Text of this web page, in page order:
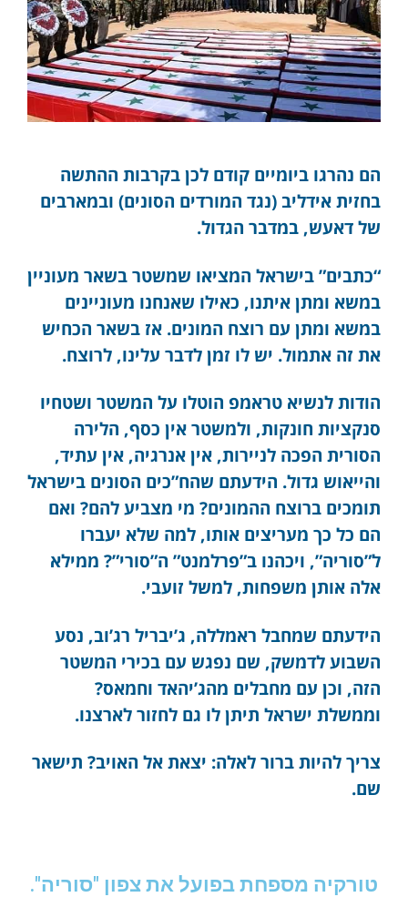
הם נהרגו ביומיים קודם לכן בקרבות ההתשה
בחזית אידליב (נגד המורדים הסונים) ובמארבים
של דאעש, במדבר הגדול.
“כתבים” בישראל המציאו שמשטר בשאר מעוניין
במשא ומתן איתנו, כאילו שאנחנו מעוניינים
במשא ומתן עם רוצח המונים. אז בשאר הכחיש
את זה אתמול. יש לו זמן לדבר עלינו, לרוצח.
הודות לנשיא טראמפ הוטלו על המשטר ושטחיו
סנקציות חונקות, ולמשטר אין כסף, הלירה
הסורית הפכה לניירות, אין אנרגיה, אין עתיד,
והייאוש גדול. הידעתם שהח”כים הסונים בישראל
תומכים ברוצח ההמונים? מי מצביע להם? ואם
הם כל כך מעריצים אותו, למה שלא יעברו
ל”סוריה”, ויכהנו ב”פרלמנט” ה”סורי”? ממילא
אלה אותן משפחות, למשל זועבי.
הידעתם שמחבל ראמללה, ג’יבריל רג’וב, נסע
השבוע לדמשק, שם נפגש עם בכירי המשטר
הזה, וכן עם מחבלים מהג’יהאד וחמאס?
וממשלת ישראל תיתן לו גם לחזור לארצנו.
צריך להיות ברור לאלה: יצאת אל האויב? תישאר
שם.
טורקיה מספחת בפועל את צפון "סוריה".